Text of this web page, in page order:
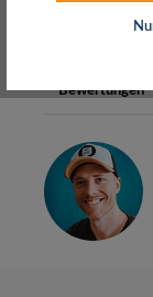
Bewertungen